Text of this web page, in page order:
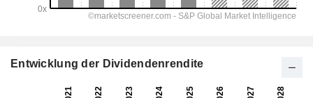
Entwicklung der Dividendenrendite